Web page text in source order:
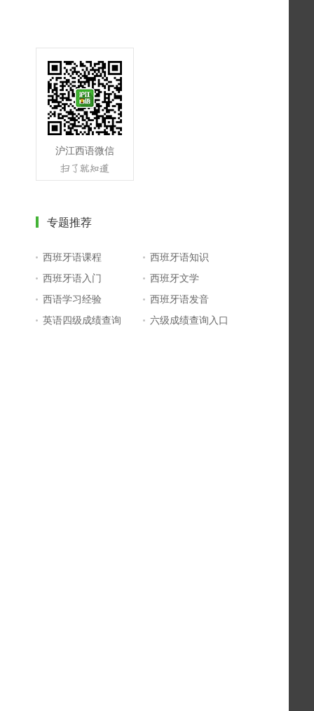
沪江西语微信
专题推荐
西班牙语课程
西班牙语知识
西班牙语入门
西班牙文学
西语学习经验
西班牙语发音
英语四级成绩查询
六级成绩查询入口